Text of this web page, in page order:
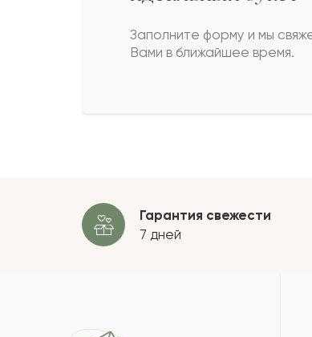
Заполните форму и мы
Вами в ближайшее время.
Гарантия свежести
7 дней